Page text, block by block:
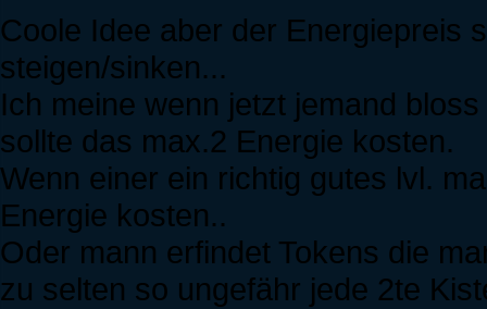
Coole Idee aber der Energiepreis
steigen/sinken...
Ich meine wenn jetzt jemand
sollte das max.2 Energie kosten.
Wenn einer ein richtig gutes lvl.
Energie kosten..
Oder mann erfindet Tokens die
zu selten so ungefähr jede 2te